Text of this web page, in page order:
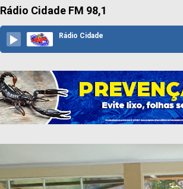
Rádio Cidade FM 98,1
Rádio Cidade